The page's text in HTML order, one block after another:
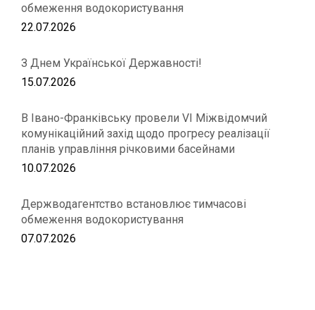
обмеження водокористування
22.07.2026
З Днем Української Державності!
15.07.2026
В Івано-Франківську провели VІ Міжвідомчий
комунікаційний захід щодо прогресу реалізації
планів управління річковими басейнами
10.07.2026
Держводагентство встановлює тимчасові
обмеження водокористування
07.07.2026